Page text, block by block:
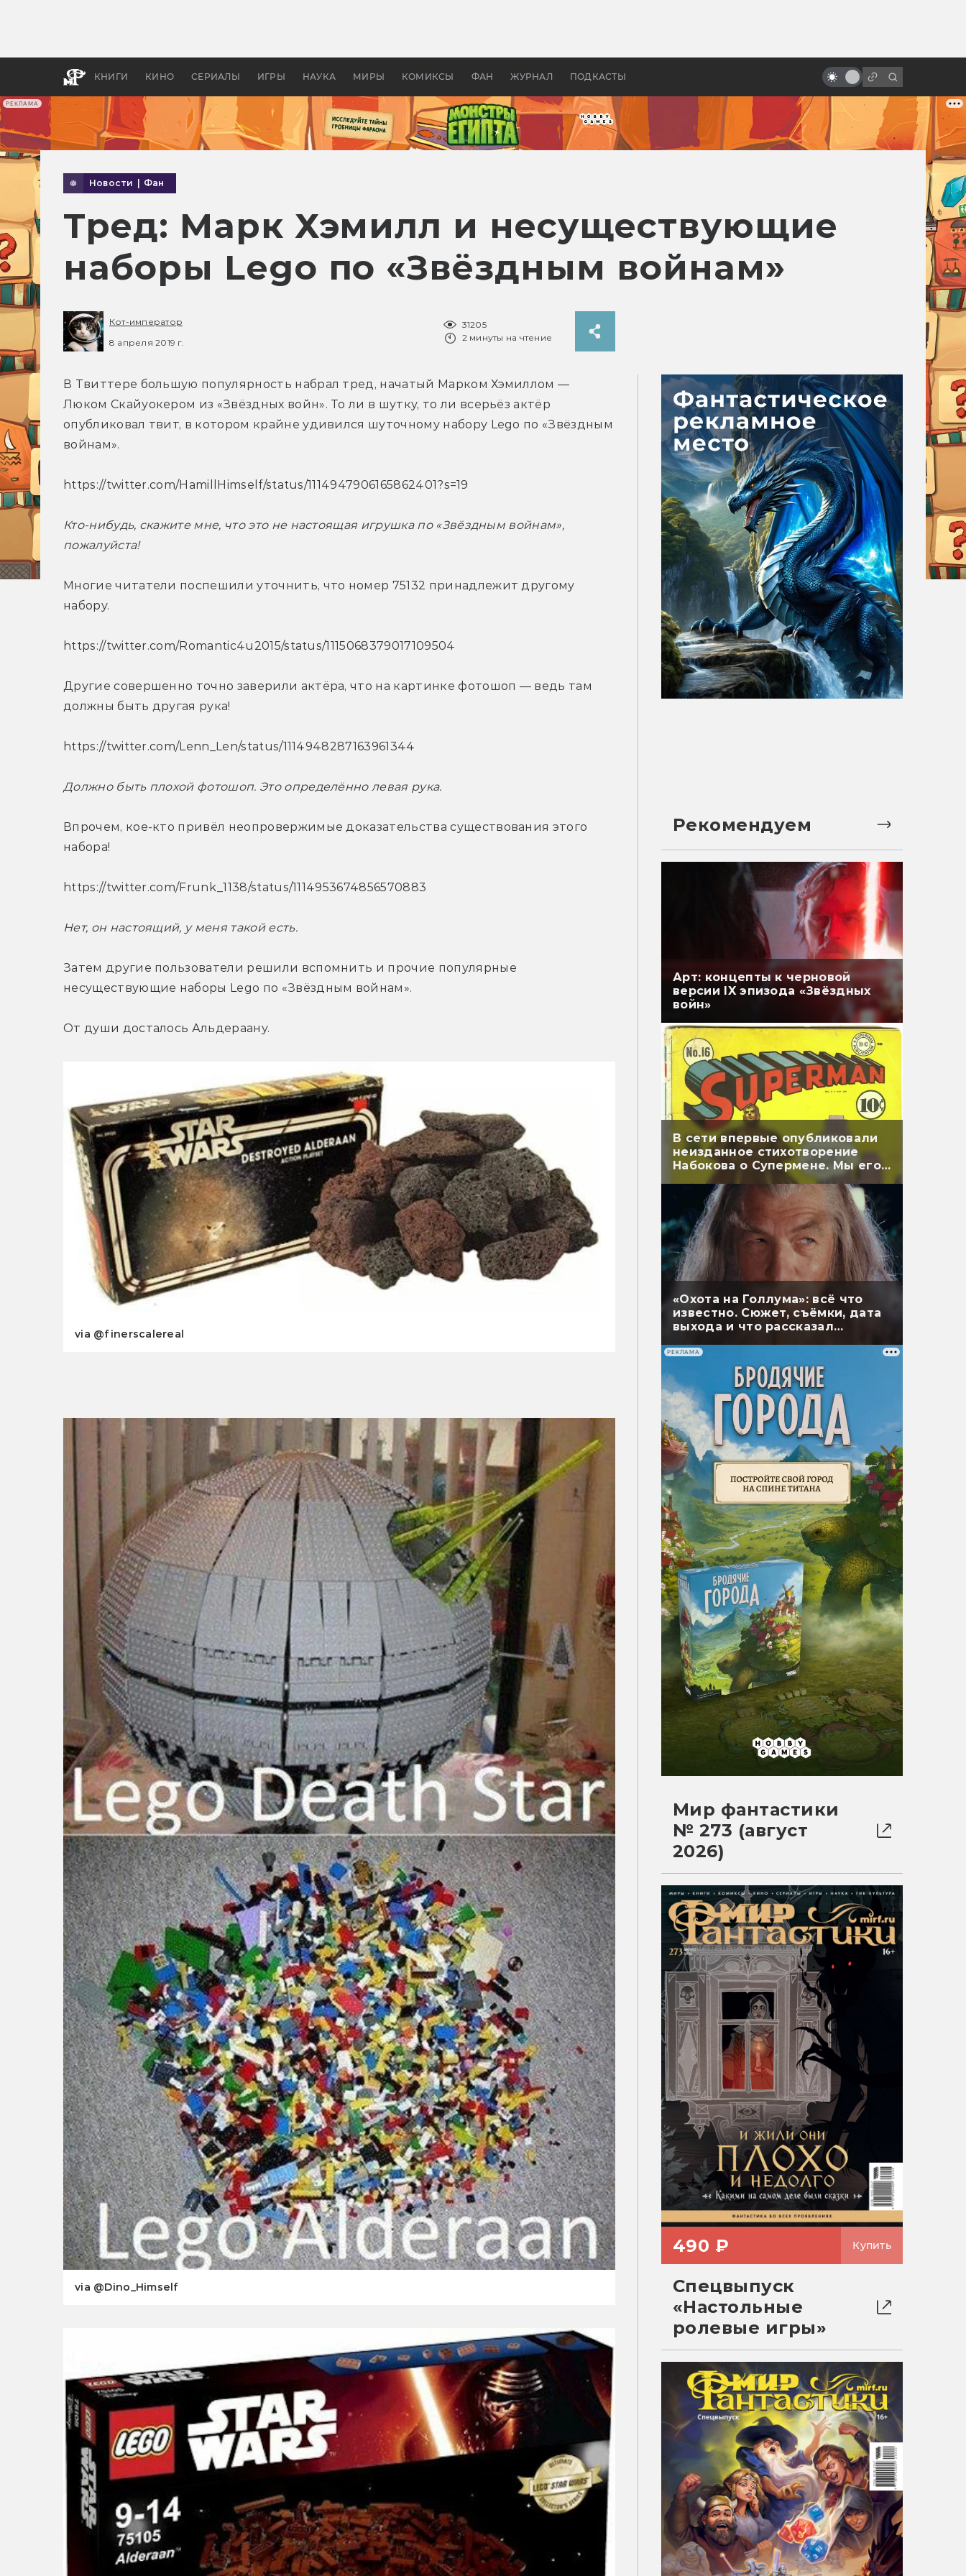
РЕКЛАМА
КНИГИ КИНО СЕРИАЛЫ ИГРЫ НАУКА МИРЫ КОМИКСЫ ФАН ЖУРНАЛ ПОДКАСТЫ
апокалипсис, в России —
бы «Властелина колец»
эпохи
Новости Фан
Тред: Марк Хэмилл и несуществующие
наборы Lego по «Звёздным войнам»
Кот-император
8 апреля 2019 г.
31205
2 минуты на чтение
В Твиттере большую популярность набрал тред, начатый Марком Хэмиллом —
Люком Скайуокером из «Звёздных войн». То ли в шутку, то ли всерьёз актёр
опубликовал твит, в котором крайне удивился шуточному набору Lego по «Звёздным
войнам».
https://twitter.com/HamillHimself/status/1114947906165862401?s=19
Кто-нибудь, скажите мне, что это не настоящая игрушка по «Звёздным войнам»,
пожалуйста!
Многие читатели поспешили уточнить, что номер 75132 принадлежит другому
набору.
https://twitter.com/Romantic4u2015/status/1115068379017109504
Другие совершенно точно заверили актёра, что на картинке фотошоп — ведь там
должны быть другая рука!
https://twitter.com/Lenn_Len/status/1114948287163961344
Должно быть плохой фотошоп. Это определённо левая рука.
Впрочем, кое-кто привёл неопровержимые доказательства существования этого
набора!
https://twitter.com/Frunk_1138/status/1114953674856570883
Нет, он настоящий, у меня такой есть.
Затем другие пользователи решили вспомнить и прочие популярные
несуществующие наборы Lego по «Звёздным войнам».
От души досталось Альдераану.
via @finerscalereal
via @Dino_Himself
Рекомендуем
Арт: концепты к черновой
версии IX эпизода «Звёздных
войн»
В сети впервые опубликовали
неизданное стихотворение
Набокова о Супермене. Мы его
перевели
«Охота на Голлума»: всё что
известно. Сюжет, съёмки, дата
выхода и что рассказал
РЕКЛАМА
Мир фантастики
№ 273 (август
2026)
490 ₽ Купить
Спецвыпуск
«Настольные
ролевые игры»